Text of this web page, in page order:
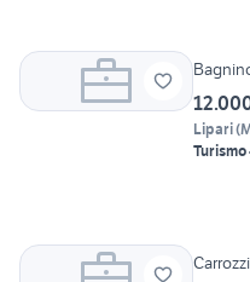
Lipari(
Turismo